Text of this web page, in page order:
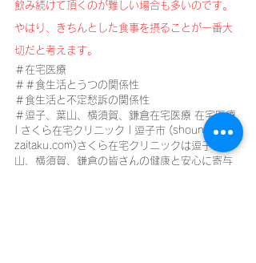
飲み続けて頂くのが難しい場合も多いのです。
やはり、きちんとした食事を摂ることが一番大
切だと考えます。
＃在宅医療
＃＃食生活とうつの関係性
＃食生活と不定愁訴の関係性
＃逗子、葉山、横須賀、鎌倉在宅医療 在宅医療
| さくら在宅クリニック | 逗子市 (shounan-
zaitaku.com)さくら在宅クリニックは逗子、葉
山、横須賀、鎌倉の皆さんの健康と安心に寄与